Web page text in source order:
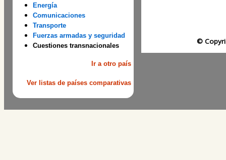
Energía
Comunicaciones
Transporte
Fuerzas armadas y seguridad
Cuestiones transnacionales
Ir a otro país
Ver listas de países comparativas
©